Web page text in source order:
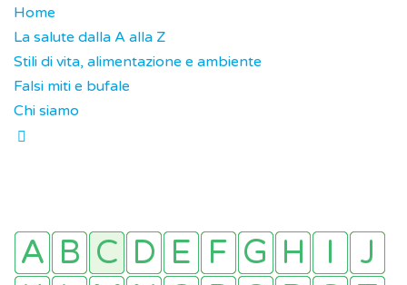
Home
La salute dalla A alla Z
Stili di vita, alimentazione e ambiente
Falsi miti e bufale
Chi siamo